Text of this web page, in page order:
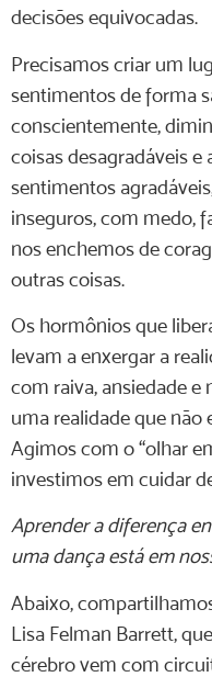
decisões equivocadas.
Precisamos criar um
sentimentos de forma
conscientemente,
coisas desagradáveis
sentimentos
inseguros, com medo,
nos enchemos de
outras coisas.
Os hormônios que
levam a enxergar a
com raiva, ansiedade
uma realidade que
Agimos com o “olhar
investimos em cuidar
Aprender a diferença
uma dança está em
Abaixo,
Lisa Felman Barrett,
cérebro vem com